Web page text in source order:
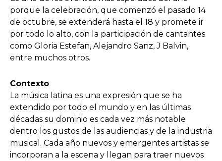
porque la celebración, que comenzó el pasado 14
de octubre, se extenderá hasta el 18 y promete ir
por todo lo alto, con la participación de cantantes
como Gloria Estefan, Alejandro Sanz, J Balvin,
entre muchos otros.
Contexto
La música latina es una expresión que se ha
extendido por todo el mundo y en las últimas
décadas su dominio es cada vez más notable
dentro los gustos de las audiencias y de la industria
musical. Cada año nuevos y emergentes artistas se
incorporan a la escena y llegan para traer nuevos